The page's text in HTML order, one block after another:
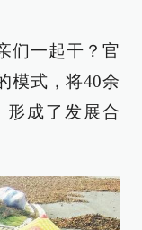
们一起干？官
模式，将40余
形成了发展合